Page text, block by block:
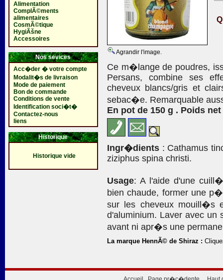
Alimentation
ComplÃ©ments
alimentaires
CosmÃ©tique
HygiÃšne
Accessoires
Nos sevices
Acc�der � votre compte
Modalit�s de livraison
Mode de paiement
Bon de commande
Conditions de vente
Identification soci�t�
Contactez-nous
liens
Historique
Historique vide
Agrandir l'image.
Ce m�lange de poudres,
Persans, combine ses
cheveux blancs/gris et
sebac�e. Remarquable
En pot de 150 g . Poids net
Ingr�dients : Cathamus
ziziphus spina christi.
Usage: A l'aide d'une
bien chaude, former une
sur les cheveux mouill�s
d'aluminium. Laver avec un
avant ni apr�s une
La marque HennÃ© de Shiraz :